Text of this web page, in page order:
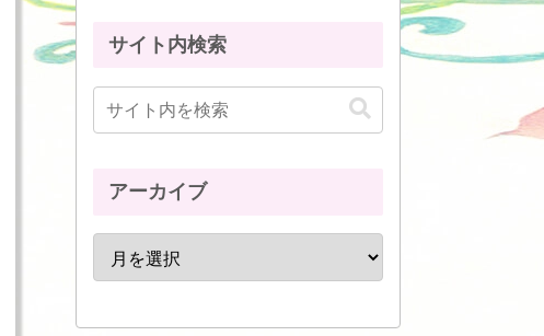
サイト内検索
アーカイブ